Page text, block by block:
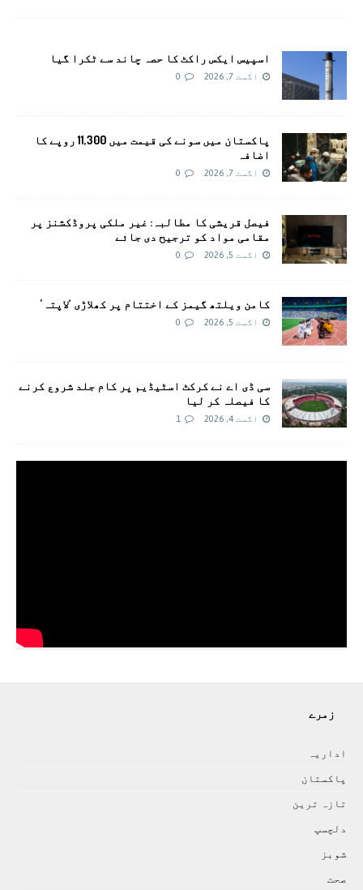
اسپیس ایکس راکٹ کا حصہ چاند سے ٹکرا گیا
اگست 7, 2026 0
پاکستان میں سونے کی قیمت میں 11,300 روپے کا
اضافہ
اگست 7, 2026 0
فیصل قریشی کا مطالبہ: غیر ملکی پروڈکشنز پر
مقامی مواد کو ترجیح دی جائے
اگست 5, 2026 0
کامن ویلتھ گیمز کے اختتام پر کھلاڑی ‘لاپتہ’
اگست 5, 2026 0
سی ڈی اے نے کرکٹ اسٹیڈیم پر کام جلد شروع کرنے
کا فیصلہ کر لیا
اگست 4, 2026 1
زمرے
اداريہ
پاکستان
تازہ ترين
دلچسپ
شوبز
صحت